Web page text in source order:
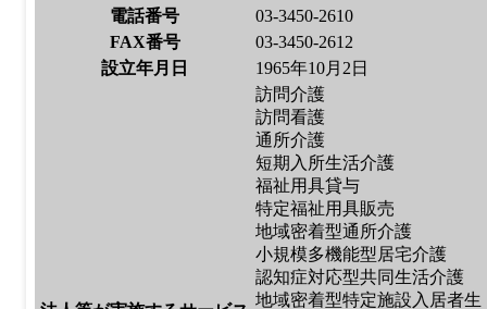
電話番号
03-3450-2610
FAX番号
03-3450-2612
設立年月日
1965年10月2日
訪問介護
訪問看護
通所介護
短期入所生活介護
福祉用具貸与
特定福祉用具販売
地域密着型通所介護
小規模多機能型居宅介護
認知症対応型共同生活介護
地域密着型特定施設入居者生